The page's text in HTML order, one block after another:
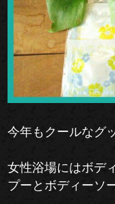
今年もクールなグ
女性浴場にはボデ
プーとボディーソ